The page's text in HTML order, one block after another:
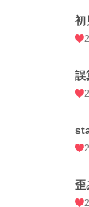
初
2
誤
2
2
歪
2